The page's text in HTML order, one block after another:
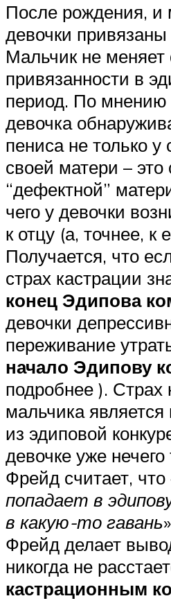
После рождения, и
девочки привязаны
Мальчик не меняет
привязанности в
период. По мнению
девочка
пениса не только у
своей матери –
“дефектной”
чего у девочки
к отцу (а, точнее, к
Получается, что
страх кастрации
конец Эдипова
девочки
переживание
начало Эдипову
подробнее ). Страх
мальчика
из эдиповой
девочке уже
Фрейд считает, что
попадает в
в какую-то гавань
Фрейд делает
никогда не
кастрационным